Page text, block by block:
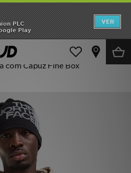
PLC
Play
VER
Roupa de Homem
com Capuz Fine Box